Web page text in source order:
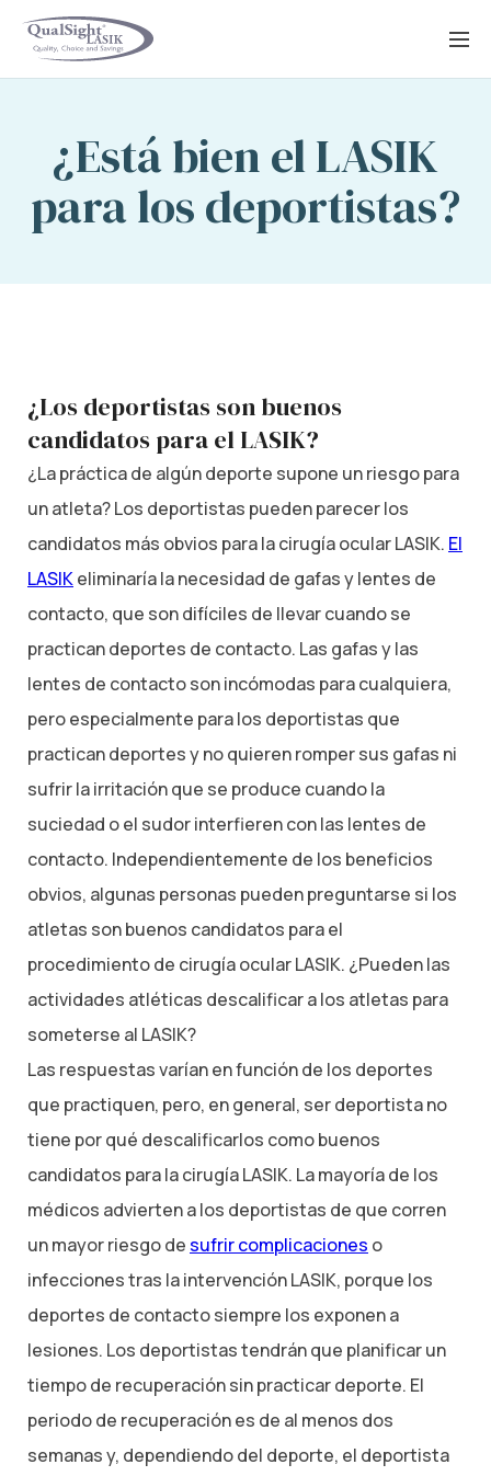
Saltar
¿Está bien el LASIK
para los deportistas?
¿Los deportistas son buenos
candidatos para el LASIK?
¿La práctica de algún deporte supone un riesgo para
un atleta? Los deportistas pueden parecer los
candidatos más obvios para la cirugía ocular LASIK. El
LASIKeliminaría la necesidad de gafas y lentes de
contacto, que son difíciles de llevar cuando se
practican deportes de contacto. Las gafas y las
lentes de contacto son incómodas para cualquiera,
pero especialmente para los deportistas que
practican deportes y no quieren romper sus gafas ni
sufrir la irritación que se produce cuando la
suciedad o el sudor interfieren con las lentes de
contacto. Independientemente de los beneficios
obvios, algunas personas pueden preguntarse si los
atletas son buenos candidatos para el
procedimiento de cirugía ocular LASIK. ¿Pueden las
actividades atléticas descalificar a los atletas para
someterse al LASIK?
Las respuestas varían en función de los deportes
que practiquen, pero, en general, ser deportista no
tiene por qué descalificarlos como buenos
candidatos para la cirugía LASIK. La mayoría de los
médicos advierten a los deportistas de que corren
un mayor riesgo desufrir complicaciones o
infecciones tras la intervención LASIK, porque los
deportes de contacto siempre los exponen a
lesiones. Los deportistas tendrán que planificar un
tiempo de recuperación sin practicar deporte. El
periodo de recuperación es de al menos dos
semanas y, dependiendo del deporte, el deportista